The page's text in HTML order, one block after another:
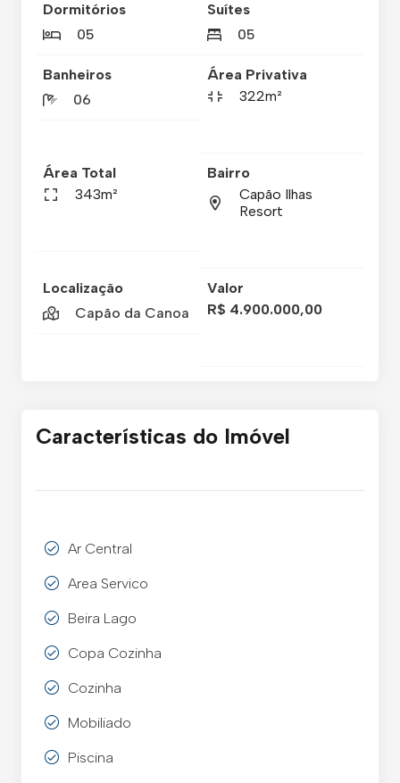
Dormitórios
05
Suítes
05
Banheiros
06
Área Privativa
322m²
Área Total
343m²
Bairro
Capão Ilhas
Resort
Localização
Capão da Canoa
Valor
R$ 4.900.000,00
Características do Imóvel
Ar Central
Area Servico
Beira Lago
Copa Cozinha
Cozinha
Mobiliado
Piscina